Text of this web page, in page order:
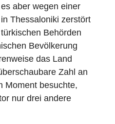
aber wegen einer
Thessaloniki zerstört
Behörden
Bevölkerung
das Land
Zahl an
Moment besuchte,
nur drei andere